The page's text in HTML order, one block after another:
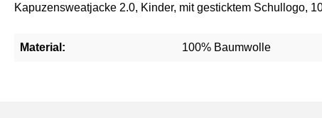
Kapuzensweatjacke 2.0, Kinder, mit gesticktem Schullogo,
Material: 100% Baumwolle